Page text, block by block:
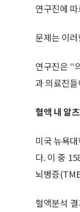
연구진에
문제는 이
연구진은 “
과 의료진
혈액 내 알
미국 뉴욕
다. 이 중
뇌병증
혈액분석